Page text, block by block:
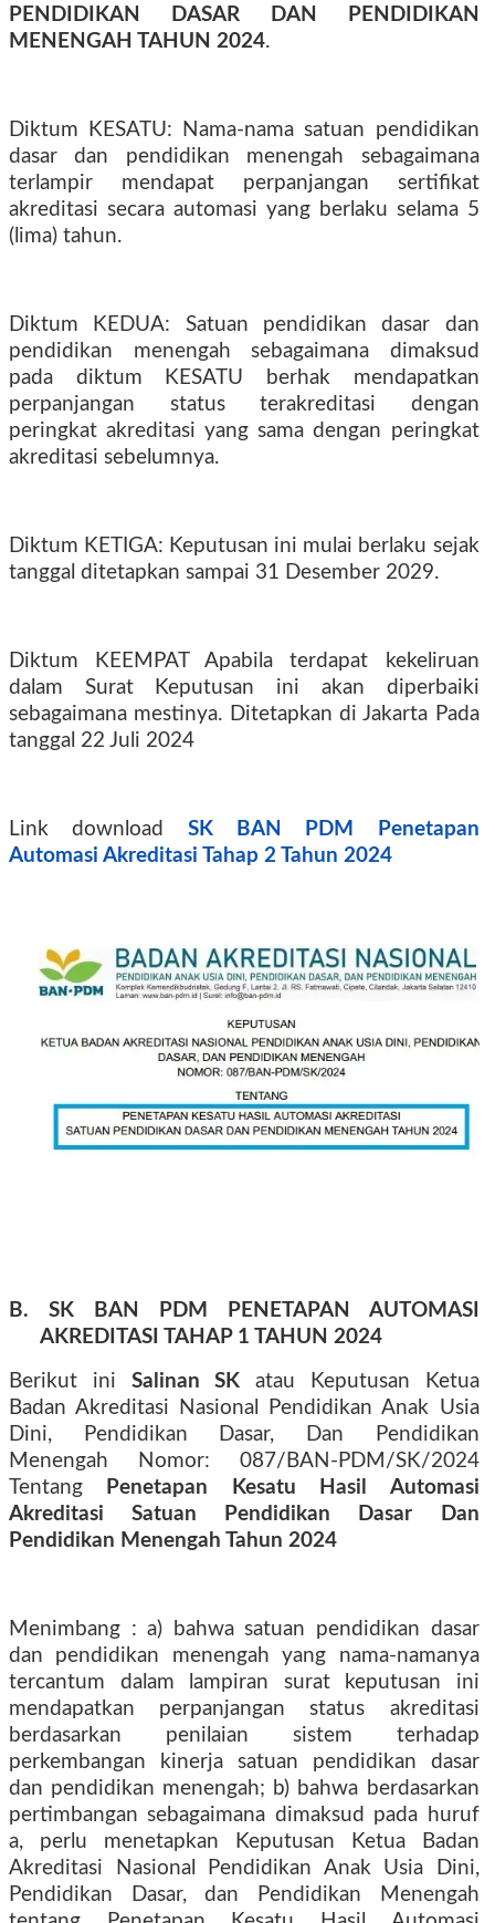
PENDIDIKAN DASAR DAN PENDIDIKAN
MENENGAH TAHUN 2024.
Diktum KESATU: Nama-nama satuan pendidikan
dasar dan pendidikan menengah sebagaimana
terlampir mendapat perpanjangan sertifikat
akreditasi secara automasi yang berlaku selama 5
(lima) tahun.
Diktum KEDUA: Satuan pendidikan dasar dan
pendidikan menengah sebagaimana dimaksud
pada diktum KESATU berhak mendapatkan
perpanjangan status terakreditasi dengan
peringkat akreditasi yang sama dengan peringkat
akreditasi sebelumnya.
Diktum KETIGA: Keputusan ini mulai berlaku sejak
tanggal ditetapkan sampai 31 Desember 2029.
Diktum KEEMPAT Apabila terdapat kekeliruan
dalam Surat Keputusan ini akan diperbaiki
sebagaimana mestinya. Ditetapkan di Jakarta Pada
tanggal 22 Juli 2024
Link download SK BAN PDM Penetapan
Automasi Akreditasi Tahap 2 Tahun 2024
B. SK BAN PDM PENETAPAN AUTOMASI
AKREDITASI TAHAP 1 TAHUN 2024
Berikut ini Salinan SK atau Keputusan Ketua
Badan Akreditasi Nasional Pendidikan Anak Usia
Dini, Pendidikan Dasar, Dan Pendidikan
Menengah Nomor: 087/BAN-PDM/SK/2024
Tentang
Penetapan Kesatu Hasil Automasi
Akreditasi Satuan Pendidikan Dasar Dan
Pendidikan Menengah Tahun 2024
Menimbang : a) bahwa satuan pendidikan dasar
dan pendidikan menengah yang nama-namanya
tercantum dalam lampiran surat keputusan ini
mendapatkan perpanjangan status akreditasi
berdasarkan penilaian sistem terhadap
perkembangan kinerja satuan pendidikan dasar
dan pendidikan menengah; b) bahwa berdasarkan
pertimbangan sebagaimana dimaksud pada huruf
a, perlu menetapkan Keputusan Ketua Badan
Akreditasi Nasional Pendidikan Anak Usia Dini,
Pendidikan Dasar, dan Pendidikan Menengah